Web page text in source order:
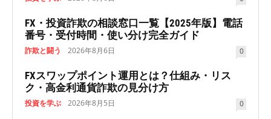
FX・投資詐欺の相談窓口一覧【2025年版】電話
番号・受付時間・使い分け完全ガイド
詐欺と闘う 2026年8月6日 0
FXスワップポイント運用とは？仕組み・リス
ク・高金利通貨詐欺の見分け方
投資を学ぶ 2026年8月5日 0